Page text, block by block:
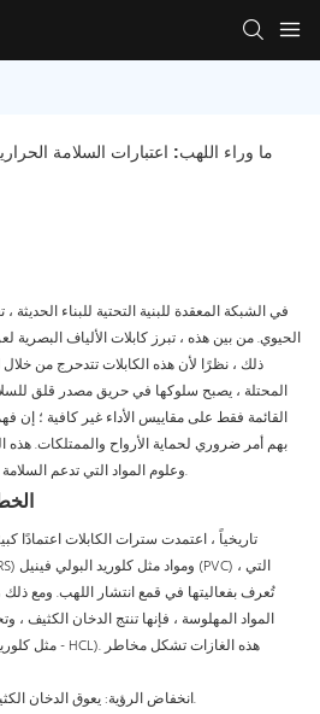
ما وراء اللهب: اعتبارات السلامة
في الشبكة المعقدة للبنية التحتية للبناء الحديثة
الحيوي. من بين هذه ، تبرز كابلات الألياف
ذلك ، نظرًا لأن هذه الكابلات تتدحرج من
المحتلة ، يصبح سلوكها في حريق مصدر قلق
القائمة فقط على مقاييس الأداء غير كافية ؛ إن
بهم أمر ضروري لحماية الأرواح والممتلكات. هذه
وعلوم المواد التي تدعم السلامة من الحرائق الكابل البصرية الألياف.
تاريخياً ، اعتمدت سترات الكابلات اعتمادًا
تُعرف بفعاليتها في قمع انتشار اللهب. ومع
المواد المهلوسة ، فإنها تنتج الدخان الكثيف ،
انخفاض الرؤية: يعوق الدخان الكثيف إخلاء وجهود مكافحة الحرائق.